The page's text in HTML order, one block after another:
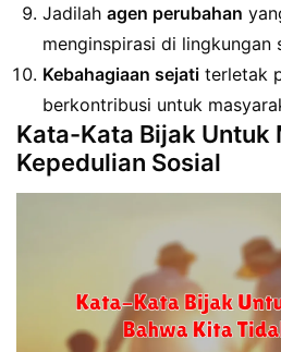
Jadilah agen perubahan
menginspirasi di lingkungan
Kebahagiaan sejati terletak
berkontribusi untuk
Kata-Kata Bijak Untuk
Kepedulian Sosial